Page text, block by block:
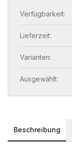
Verfügbarkeit:
Lieferzeit:
Varianten:
Ausgewählt:
Beschreibung